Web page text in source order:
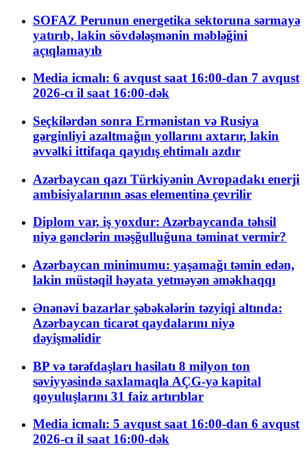
SOFAZ Perunun energetika sektoruna sərmayə
yatırıb, lakin sövdələşmənin məbləğini
açıqlamayıb
Media icmalı: 6 avqust saat 16:00-dan 7 avqust
2026-cı il saat 16:00-dək
Seçkilərdən sonra Ermənistan və Rusiya
gərginliyi azaltmağın yollarını axtarır, lakin
əvvəlki ittifaqa qayıdış ehtimalı azdır
Azərbaycan qazı Türkiyənin Avropadakı enerji
ambisiyalarının əsas elementinə çevrilir
Diplom var, iş yoxdur: Azərbaycanda təhsil
niyə gənclərin məşğulluğuna təminat vermir?
Azərbaycan minimumu: yaşamağı təmin edən,
lakin müstəqil həyata yetməyən əməkhaqqı
Ənənəvi bazarlar şəbəkələrin təzyiqi altında:
Azərbaycan ticarət qaydalarını niyə
dəyişməlidir
BP və tərəfdaşları hasilatı 8 milyon ton
səviyyəsində saxlamaqla AÇG-yə kapital
qoyuluşlarını 31 faiz artırıblar
Media icmalı: 5 avqust saat 16:00-dan 6 avqust
2026-cı il saat 16:00-dək